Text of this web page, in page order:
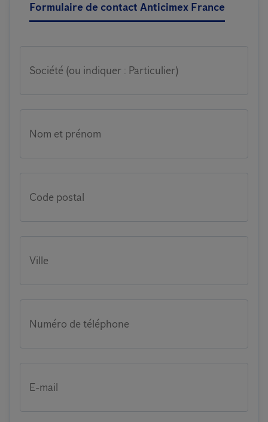
Formulaire de contact Anticimex France
Société (ou indiquer : Particulier)
Nom et prénom
Code postal
Ville
Numéro de téléphone
E-mail